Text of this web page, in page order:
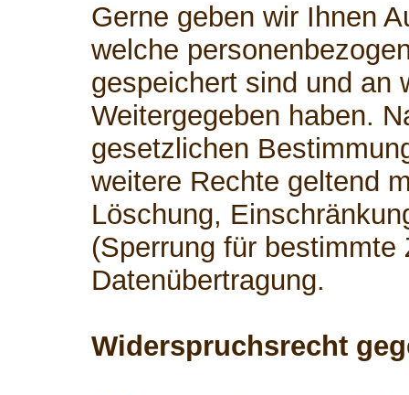
Gerne geben wir Ihnen
welche
gespeichert sind und an
Weitergegeben haben.
gesetzlichen
weitere Rechte geltend
Löschung,
(Sperrung für bestimmte
Datenübertragung.
Widerspruchsrecht